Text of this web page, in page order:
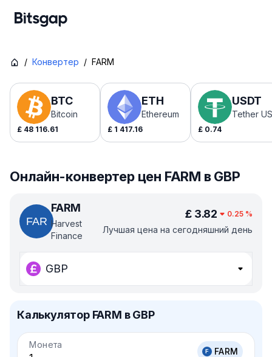
/ Конвертер / FARM
BTC
Bitcoin
£ 48 116.61
ETH
Ethereum
£ 1 417.16
USDT
Tether
£ 0.74
Онлайн-конвертер цен FARM в GBP
FARM
Harvest
Finance
£ 3.82 0.25 %
Лучшая цена на сегодняшний день
GBP
Калькулятор FARM в GBP
Монета
FARM